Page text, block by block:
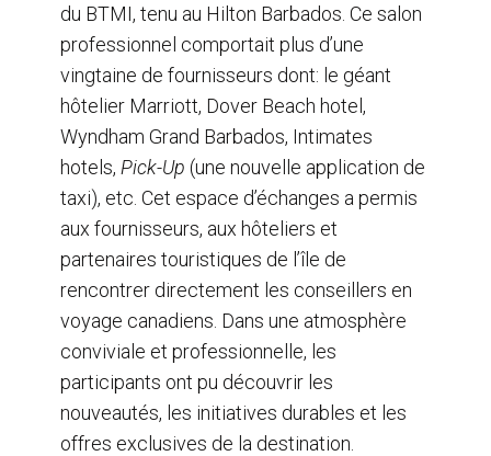
du BTMI, tenu au Hilton Barbados. Ce salon
professionnel comportait plus d’une
vingtaine de fournisseurs dont: le géant
hôtelier Marriott, Dover Beach hotel,
Wyndham Grand Barbados, Intimates
hotels, Pick-Up (une nouvelle application de
taxi), etc. Cet espace d’échanges a permis
aux fournisseurs, aux hôteliers et
partenaires touristiques de l’île de
rencontrer directement les conseillers en
voyage canadiens. Dans une atmosphère
conviviale et professionnelle, les
participants ont pu découvrir les
nouveautés, les initiatives durables et les
offres exclusives de la destination.